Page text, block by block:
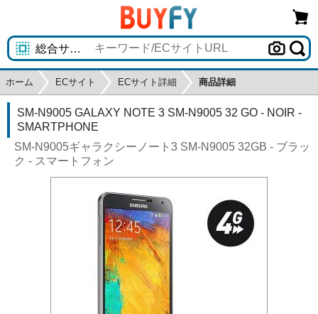
ホーム ECサイト ECサイト詳細 商品詳細
SM-N9005 GALAXY NOTE 3 SM-N9005 32 GO - NOIR -
SMARTPHONE
SM-N9005ギャラクシーノート3 SM-N9005 32GB - ブラッ
ク - スマートフォン